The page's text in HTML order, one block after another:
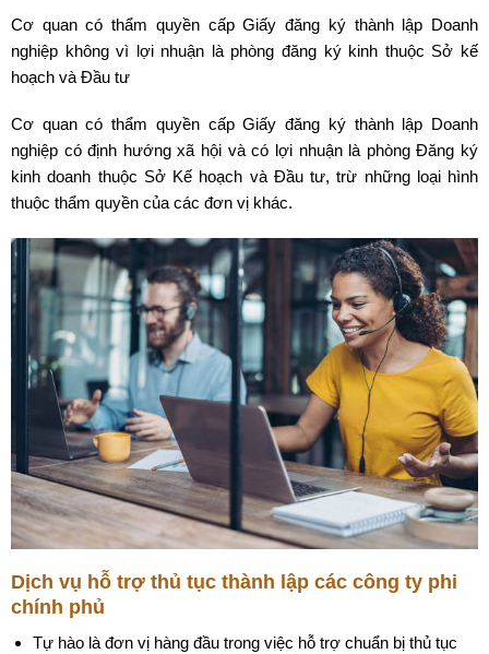
Cơ quan có thẩm quyền cấp Giấy đăng ký thành lập Doanh
nghiệp không vì lợi nhuận là phòng đăng ký kinh thuộc Sở kế
hoạch và Đầu tư
Cơ quan có thẩm quyền cấp Giấy đăng ký thành lập Doanh
nghiệp có định hướng xã hội và có lợi nhuận là phòng Đăng ký
kinh doanh thuộc Sở Kế hoạch và Đầu tư, trừ những loại hình
thuộc thẩm quyền của các đơn vị khác.
Dịch vụ hỗ trợ thủ tục thành lập các công ty phi
chính phủ
Tự hào là đơn vị hàng đầu trong việc hỗ trợ chuẩn bị thủ tục